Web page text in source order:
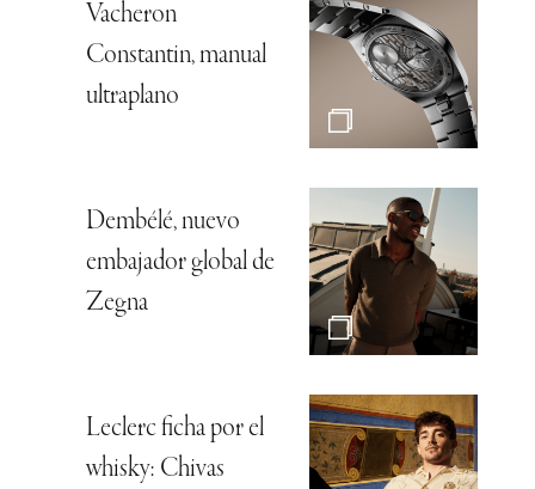
Vacheron
Constantin, manual
ultraplano
Dembélé, nuevo
embajador global de
Zegna
Leclerc ficha por el
whisky: Chivas